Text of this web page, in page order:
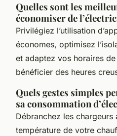
Quelles sont les
économiser de
Privilégiez l’utilisation
économes, optimisez
et adaptez vos horaires
bénéficier des heures
Quels gestes simples
sa consommation
Débranchez les chargeurs
température de votre